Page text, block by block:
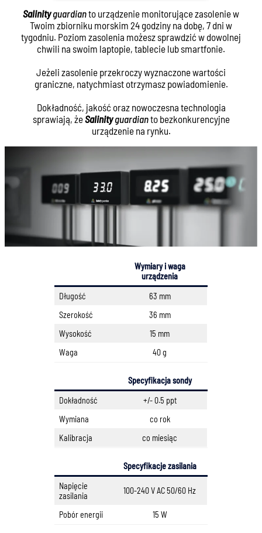
Salinityguardianto urządzenie monitorujące zasolenie w
Twoim zbiorniku morskim 24 godziny na dobę, 7 dni w
tygodniu. Poziom zasolenia możesz sprawdzić w dowolnej
chwili na swoim laptopie, tablecie lub smartfonie.
Jeżeli zasolenie przekroczy wyznaczone wartości
graniczne, natychmiast otrzymasz powiadomienie.
Dokładność, jakość oraz nowoczesna technologia
sprawiają, żeSalinityguardianto bezkonkurencyjne
urządzenie na rynku.
Wymiary i waga
urządzenia
Długość
63 mm
Szerokość
36 mm
Wysokość
15 mm
Waga
40 g
Specyfikacja sondy
Dokładność
+/- 0.5 ppt
Wymiana
co rok
Kalibracja
co miesiąc
Specyfikacje zasilania
Napięcie
zasilania
100-240 V AC 50/60 Hz
Pobór energii 15 W